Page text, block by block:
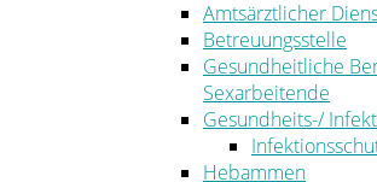
Amtsärztlicher
Betreuungsstelle
Gesundheitliche
Sexarbeitende
Gesundheits-/
Hebammen